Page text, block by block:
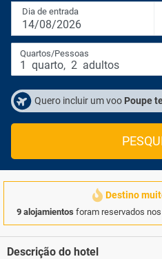
Dia de entrada
14/08/2026
Quartos/Pessoas
1 quarto, 2 adultos
Quero incluir um voo Poupe
Destino
9 alojamientos foram reservados
Descrição do hotel